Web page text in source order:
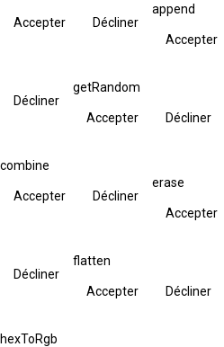
Accepter Décliner
append
Accepter
Décliner
getRandom
Accepter Décliner
combine
Accepter Décliner
erase
Accepter
Décliner
flatten
Accepter Décliner
hexToRgb